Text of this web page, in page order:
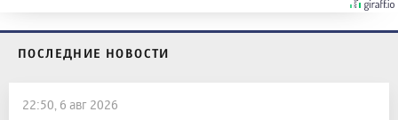
ПОСЛЕДНИЕ НОВОСТИ
22:50, 6 авг 2026